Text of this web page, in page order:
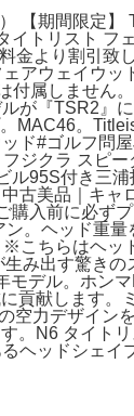
【期間限定
イトリスト
より割引致
ウェイウッ
属しません
が『TSR2』
MAC46。
ド#ゴルフ問
ジクラ スピ
95S付き三
古美品｜キ
入前に必ず
ヘッド重量
ちらはヘッ
み出す驚き
デル。ホン
貢献します
力デザイン
す。N6 タ
ッドシェイ